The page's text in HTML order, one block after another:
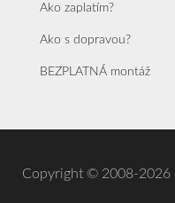
Ako zaplatím?
Ako s dopravou?
BEZPLATNÁ montáž
Copyright © 2008-2026